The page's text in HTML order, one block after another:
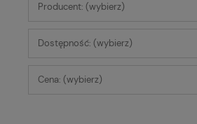
Producent: (wybierz)
Dostępność: (wybierz)
Cena: (wybierz)